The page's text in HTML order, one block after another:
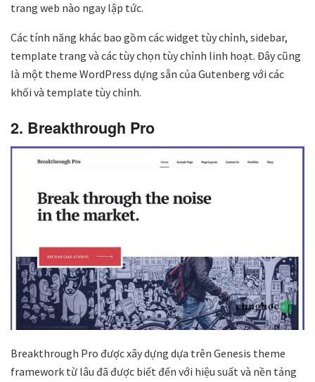
trang web nào ngay lập tức.
Các tính năng khác bao gồm các widget tùy chỉnh, sidebar,
template trang và các tùy chọn tùy chỉnh linh hoạt. Đây cũng
là một theme WordPress dựng sẵn của Gutenberg với các
khối và template tùy chỉnh.
2. Breakthrough Pro
Breakthrough Pro được xây dựng dựa trên Genesis theme
framework từ lâu đã được biết đến với hiệu suất và nền tảng